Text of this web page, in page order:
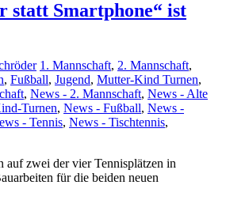
statt Smartphone“ ist
1. Mannschaft, 2. Mannschaft,
, Fußball, Jugend, Mutter-Kind Turnen,
, News - 2. Mannschaft, News - Alte
Turnen, News - Fußball, News -
- Tennis, News - Tischtennis,
auf zwei der vier Tennisplätzen in
für die beiden neuen